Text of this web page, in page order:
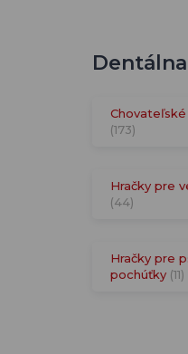
(173)
Hračky pre
(44)
Hračky pre
pochúťky (11)